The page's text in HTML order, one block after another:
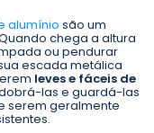
alumínio são um
chega a altura
ou pendurar
escada metálica
leves e fáceis de
las e guardá-las
serem geralmente